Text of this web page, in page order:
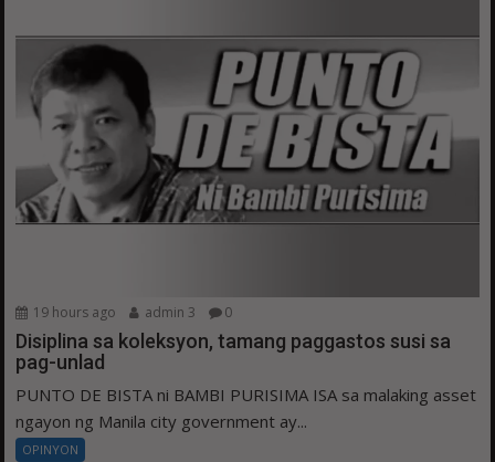
19 hours ago admin 3 0
Disiplina sa koleksyon, tamang paggastos susi sa
pag-unlad
PUNTO DE BISTA ni BAMBI PURISIMA ISA sa malaking asset
ngayon ng Manila city government ay...
OPINYON